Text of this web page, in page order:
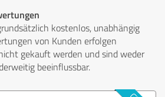
kostenlos, unabhängig
von Kunden erfolgen
gekauft werden und sind weder
beeinflussbar.